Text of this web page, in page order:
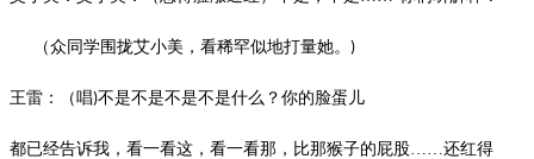
（众同学围拢艾小美，看稀罕似地打量她。 )
王雷：（唱)不是不是不是不是什么？你的脸蛋儿
都已经告诉我，看一看这，看一看那，比那猴子的屁股……还红得